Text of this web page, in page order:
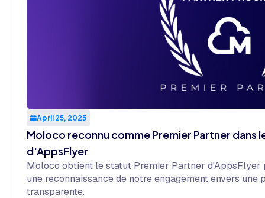
April 25, 2025
Moloco reconnu comme Premier Partner dans
d'AppsFlyer
Moloco obtient le statut Premier Partner d'AppsFlyer
une reconnaissance de notre engagement envers
transparente.